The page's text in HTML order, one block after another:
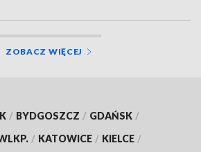
ZOBACZ WIĘCEJ
/ BYDGOSZCZ / GDAŃSK /
/ KATOWICE / KIELCE /